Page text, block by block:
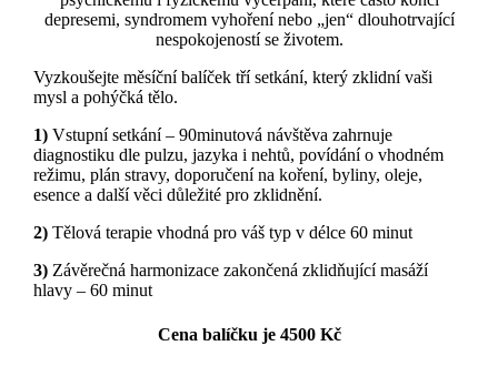
depresemi, syndromem vyhoření nebo „jen“ dlouhotrvající
nespokojeností se životem.
Vyzkoušejte měsíční balíček tří setkání, který zklidní vaši
mysl a pohýčká tělo.
1)Vstupní setkání – 90minutová návštěva zahrnuje
diagnostiku dle pulzu, jazyka i nehtů, povídání o vhodném
režimu, plán stravy, doporučení na koření, byliny, oleje,
esence a další věci důležité pro zklidnění.
2)Tělová terapie vhodná pro váš typ v délce 60 minut
3)Závěrečná harmonizace zakončená zklidňující masáží
hlavy – 60 minut
Cena balíčku je 4500 Kč